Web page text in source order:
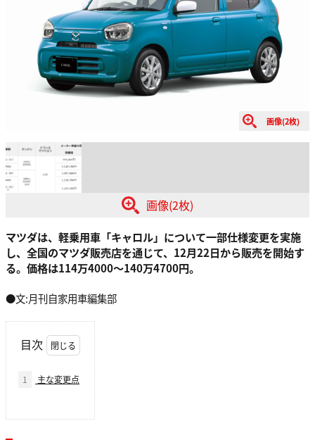
画像(2枚)
画像(2枚)
マツダは、軽乗用車「キャロル」について一部仕様変更を実施
し、全国のマツダ販売店を通じて、12月22日から販売を開始す
る。価格は114万4000～140万4700円。
●文:月刊自家用車編集部
目次
1 主な変更点